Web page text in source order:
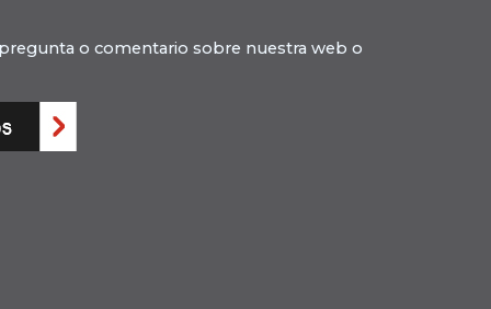
o comentario sobre nuestra web o